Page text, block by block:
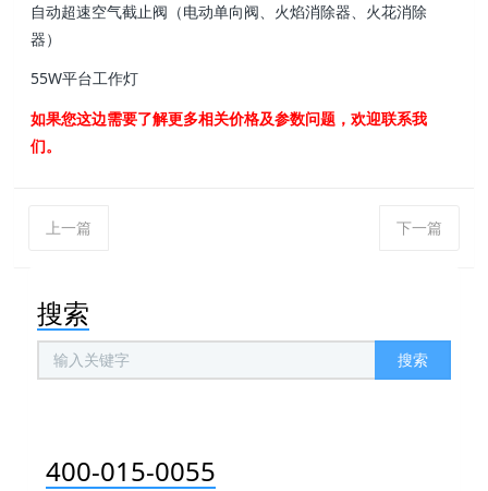
自动超速空气截止阀（电动单向阀、火焰消除器、火花消除
器）
55W平台工作灯
如果您这边需要了解更多相关价格及参数问题，欢迎联系我
们。
上一篇 下一篇
搜索
搜索
400-015-0055